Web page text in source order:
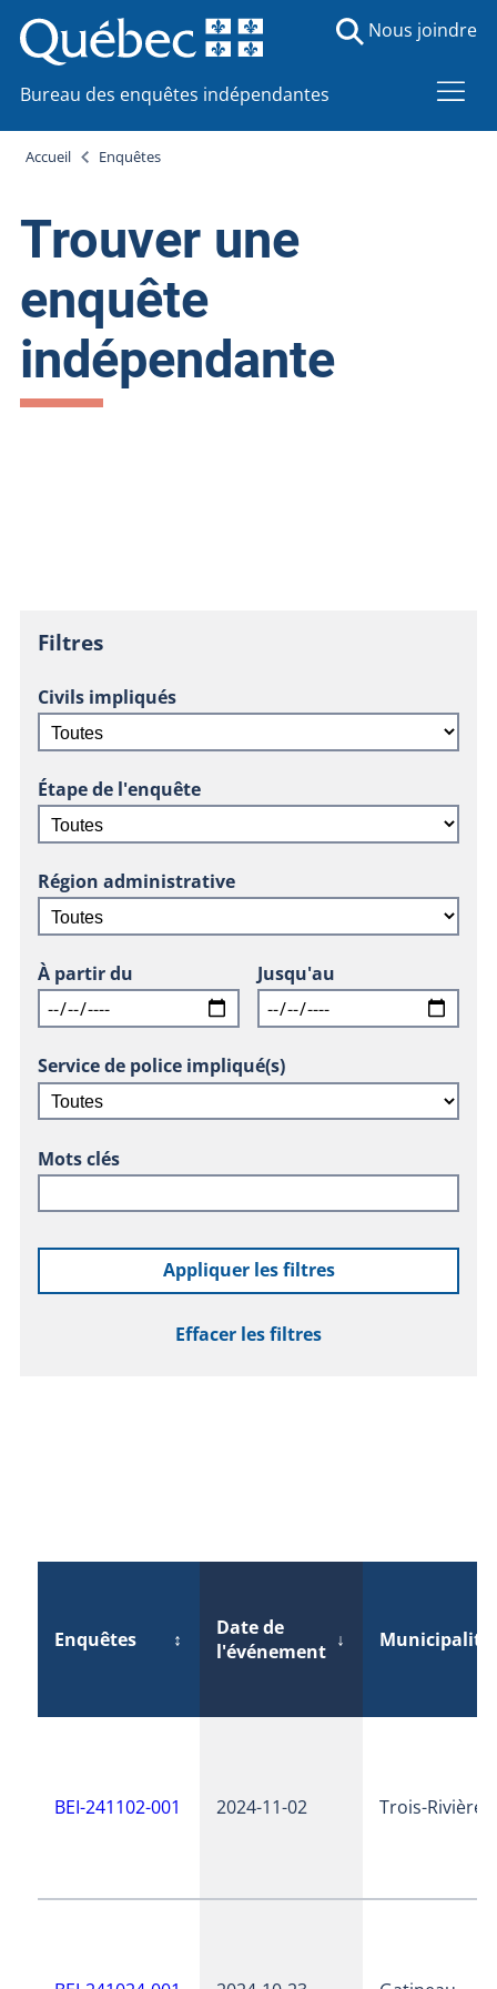
Bureau des enquêtes indépendantes
Nous joindre
Accueil Enquêtes
Trouver une
enquête
indépendante
Filtres
Civils impliqués
Étape de l'enquête
Région administrative
À partir du Jusqu'au
Service de police impliqué(s)
Mots clés
Appliquer les filtres
Effacer les filtres
Enquêtes ↕
Date de
l'événement ↓ Municipalité
BEI-241102-001 2024-11-02 Trois-Rivières